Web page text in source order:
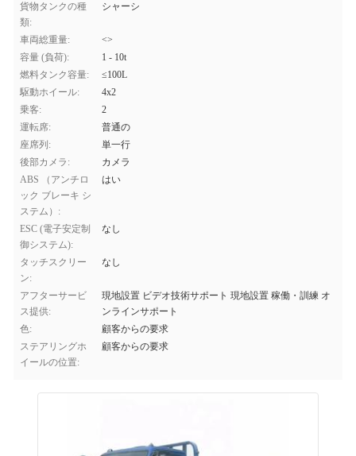
貨物タンクの種
類:
シャーシ
車両総重量:
<>
容量 (負荷):
1 - 10t
燃料タンク容量:
≤100L
駆動ホイール:
4x2
乗客:
2
運転席:
普通の
座席列:
単一行
後部カメラ:
カメラ
ABS （アンチロ
ック ブレーキ シ
ステム）:
はい
ESC (電子安定制
御システム):
なし
タッチスクリー
ン:
なし
アフターサービ
ス提供:
現地設置 ビデオ技術サポート 現地設置 稼働・訓練 オ
ンラインサポート
色:
顧客からの要求
ステアリングホ
イールの位置:
顧客からの要求